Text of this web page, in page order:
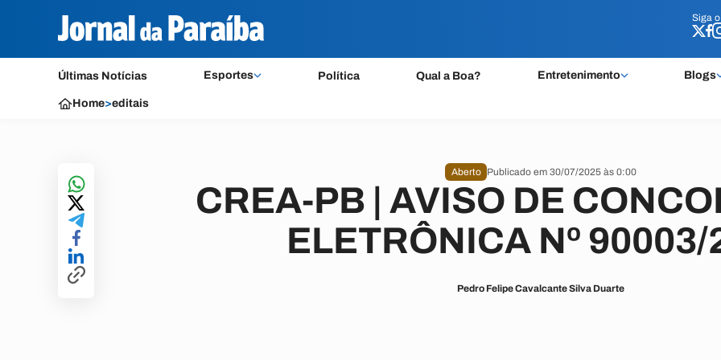
Siga o
Últimas Notícias Esportes Política Qual a Boa? Entretenimento Blogs
Siga o
Home>editais
Aberto Publicado em 30/07/2025 às 0:00
CREA-PB | AVISO DE
ELETRÔNICA Nº 90003/
Pedro Felipe Cavalcante Silva Duarte